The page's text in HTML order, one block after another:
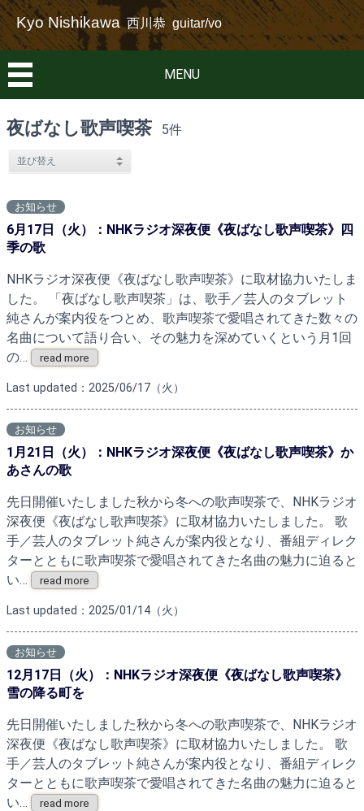
Kyo Nishikawa西川恭 guitar/vo
MENU
夜ばなし歌声喫茶 5件
お知らせ
6月17日（火）：NHKラジオ深夜便《夜ばなし歌声喫茶》四
季の歌
NHKラジオ深夜便《夜ばなし歌声喫茶》に取材協力いたしま
した。 「夜ばなし歌声喫茶」は、歌手／芸人のタブレット
純さんが案内役をつとめ、歌声喫茶で愛唱されてきた数々の
名曲について語り合い、その魅力を深めていくという月1回
の…
read more
Last updated：2025/06/17（火）
お知らせ
1月21日（火）：NHKラジオ深夜便《夜ばなし歌声喫茶》か
あさんの歌
先日開催いたしました秋から冬への歌声喫茶で、NHKラジオ
深夜便《夜ばなし歌声喫茶》に取材協力いたしました。 歌
手／芸人のタブレット純さんが案内役となり、番組ディレク
ターとともに歌声喫茶で愛唱されてきた名曲の魅力に迫ると
い…
read more
Last updated：2025/01/14（火）
お知らせ
12月17日（火）：NHKラジオ深夜便《夜ばなし歌声喫茶》
雪の降る町を
先日開催いたしました秋から冬への歌声喫茶で、NHKラジオ
深夜便《夜ばなし歌声喫茶》に取材協力いたしました。 歌
手／芸人のタブレット純さんが案内役となり、番組ディレク
ターとともに歌声喫茶で愛唱されてきた名曲の魅力に迫ると
い…
read more